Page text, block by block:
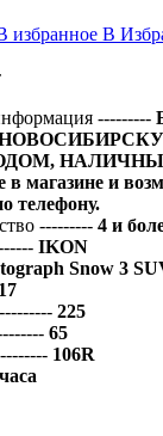
избранное В
---------
в магазине и
телефону.
--------- 4 и
IKON
Snow 3
--------- 225
65
106R